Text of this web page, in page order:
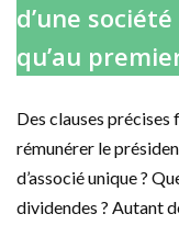
d’une
qu’au
Des clauses
rémunérer le
d’associé unique ?
dividendes ? Autant